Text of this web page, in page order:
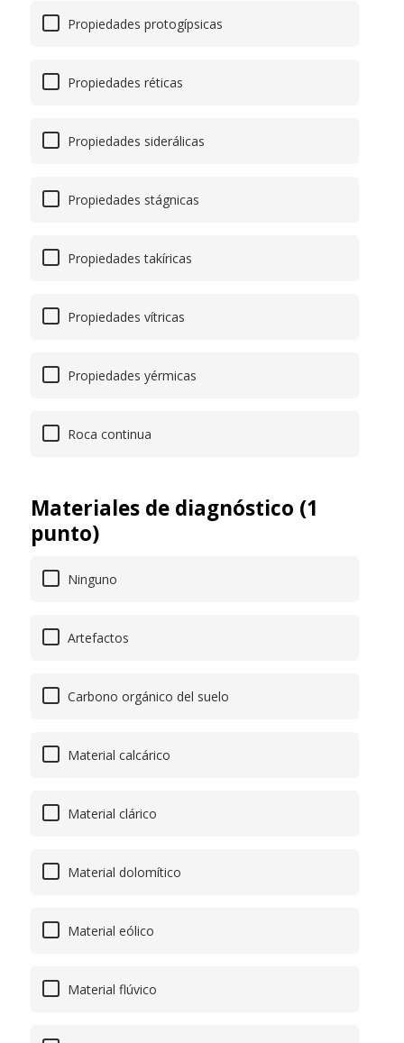
Propiedades protogípsicas
Propiedades réticas
Propiedades siderálicas
Propiedades stágnicas
Propiedades takíricas
Propiedades vítricas
Propiedades yérmicas
Roca continua
Materiales de diagnóstico (1
punto)
Ninguno
Artefactos
Carbono orgánico del suelo
Material calcárico
Material clárico
Material dolomítico
Material eólico
Material flúvico